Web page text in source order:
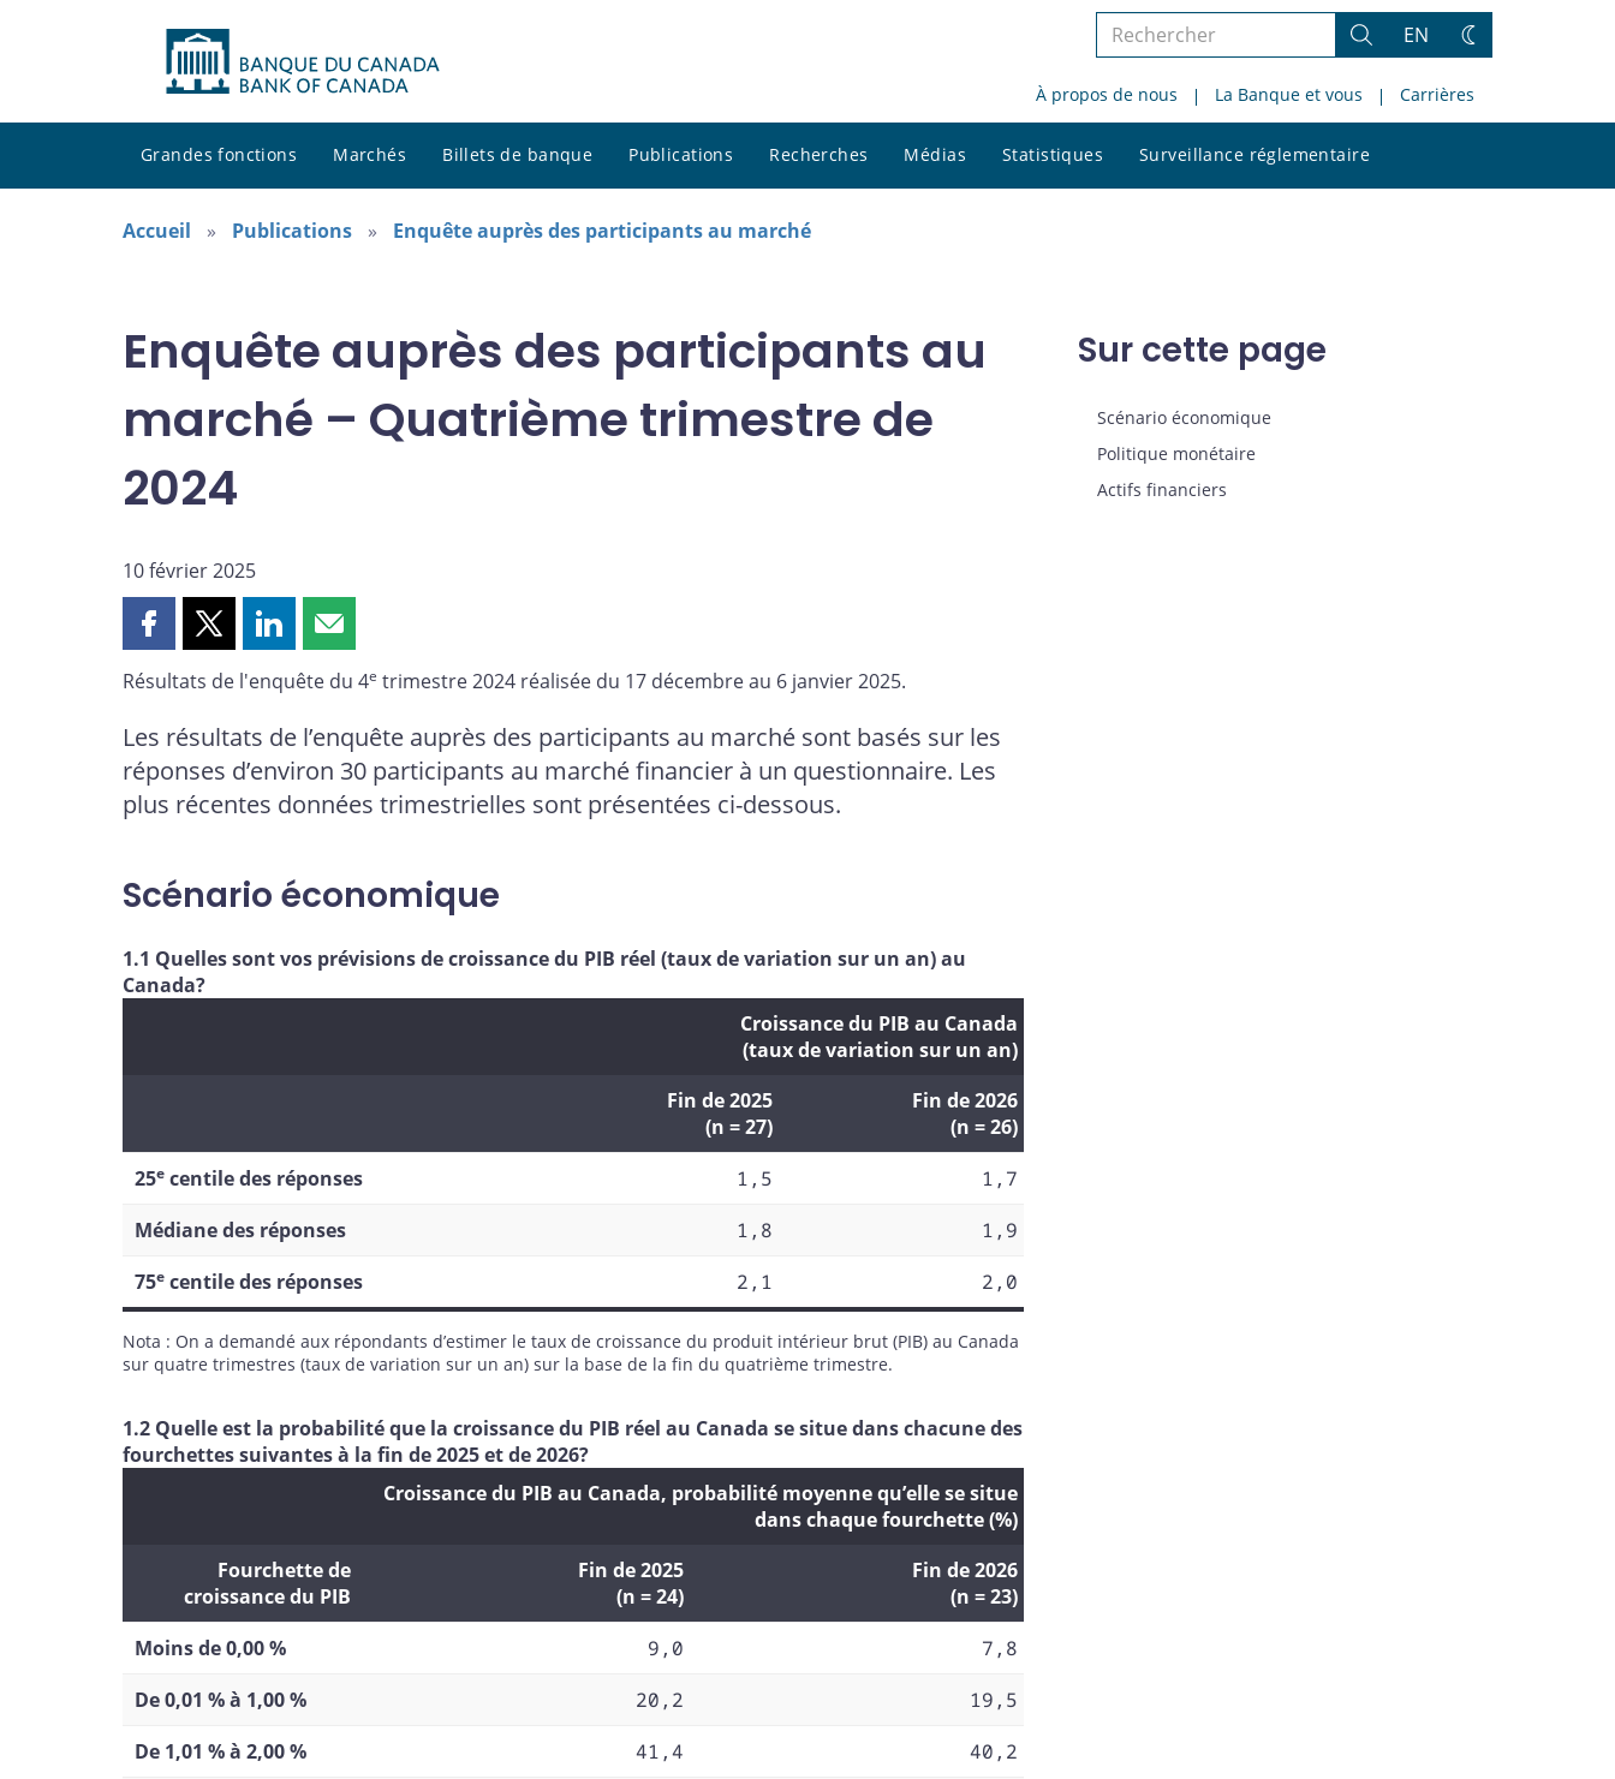
Rechercher
le
site
Rechercher
EN
Changez
thème
À propos de nous La Banque et vous Carrières
Grandes fonctions Marchés Billets de banque Publications Recherches Médias Statistiques Surveillance réglementaire
le
Accueil Publications Enquête auprès des participants au marché
Enquête auprès des participants au
marché – Quatrième trimestre de
2024
10 février 2025
Partager
page
Facebook
Partager
page
X
Partager
page
LinkedIn
Partager
page
courriel
Résultats de l'enquête du 4e trimestre 2024 réalisée du 17 décembre au 6 janvier 2025.
Les résultats de l’enquête auprès des participants au marché sont basés sur les
réponses d’environ 30 participants au marché financier à un questionnaire. Les
plus récentes données trimestrielles sont présentées ci-dessous.
Scénario économique
1.1 Quelles sont vos prévisions de croissance du PIB réel (taux de variation sur un an) au
Canada?
Croissance du PIB au Canada
(taux de variation sur un an)
Fin de 2025
(n = 27)
Fin de 2026
(n = 26)
25e centile des réponses 1,5
1,7
Médiane des réponses
1,8
1,9
75e centile des réponses 2,1 2,0
Nota : On a demandé aux répondants d’estimer le taux de croissance du produit intérieur brut (PIB) au Canada
sur quatre trimestres (taux de variation sur un an) sur la base de la fin du quatrième trimestre.
1.2 Quelle est la probabilité que la croissance du PIB réel au Canada se situe dans chacune des
fourchettes suivantes à la fin de 2025 et de 2026?
Croissance du PIB au Canada, probabilité moyenne qu’elle se situe
dans chaque fourchette (%)
Fourchette de
croissance du PIB
Fin de 2025
(n = 24)
Fin de 2026
(n = 23)
Moins de 0,00 %
9,0
7,8
De 0,01 % à 1,00 %
20,2
19,5
De 1,01 % à 2,00 %
41,4
40,2
Sur cette page
Scénario économique
Politique monétaire
Actifs financiers